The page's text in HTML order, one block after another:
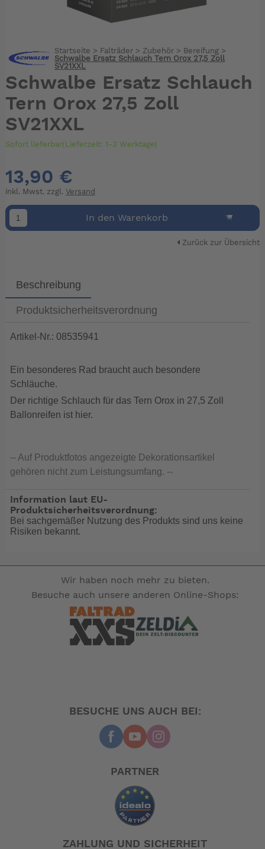
Startseite > Falträder > Zubehör > Bereifung >
Schwalbe Ersatz Schlauch Tern Orox 27,5 Zoll
SV21XXL
Schwalbe Ersatz Schlauch
Tern Orox 27,5 Zoll
SV21XXL
Sofort lieferbar(Lieferzeit: 1-3 Werktage)
13,90 €
inkl. Mwst. zzgl. Versand
In den Warenkorb
Zurück zur Übersicht
Beschreibung
Produktsicherheitsverordnung
Artikel-Nr.: 08535941
Ein besonderes Rad braucht auch besondere
Schläuche.
Der richtige Schlauch für das Tern Orox in 27,5 Zoll
Ballonreifen ist hier.
-- Auf Produktfotos angezeigte Dekorationsartikel
gehören nicht zum Leistungsumfang. --
Information laut EU-
Produktsicherheitsverordnung:
Bei sachgemäßer Nutzung des Produkts sind uns keine
Risiken bekannt.
Wir haben noch mehr zu bieten.
Besuche auch unsere anderen Online-Shops:
BESUCHE UNS AUCH BEI:
PARTNER
ZAHLUNG UND SICHERHEIT